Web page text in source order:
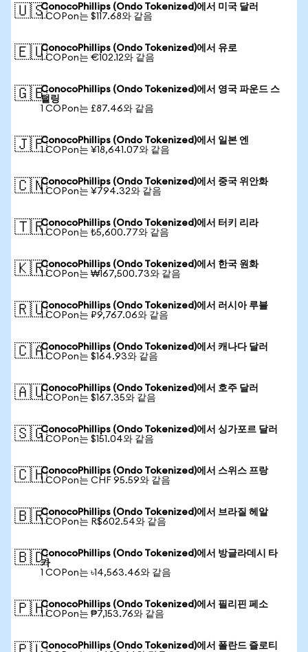
🇺🇸ConocoPhillips (Ondo Tokenized)에서 미국 달러
1 COPon는 $117.68와 같음
🇪🇺ConocoPhillips (Ondo Tokenized)에서 유로
1 COPon는 €102.12와 같음
🇬🇧ConocoPhillips (Ondo Tokenized)에서 영국 파운드 스
털링
1 COPon는 £87.46와 같음
🇯🇵ConocoPhillips (Ondo Tokenized)에서 일본 엔
1 COPon는 ¥18,641.07와 같음
🇨🇳ConocoPhillips (Ondo Tokenized)에서 중국 위안화
1 COPon는 ¥794.32와 같음
🇹🇷ConocoPhillips (Ondo Tokenized)에서 터키 리라
1 COPon는 ₺5,600.77와 같음
🇰🇷ConocoPhillips (Ondo Tokenized)에서 한국 원화
1 COPon는 ₩167,500.73와 같음
🇷🇺ConocoPhillips (Ondo Tokenized)에서 러시아 루블
1 COPon는 ₽9,767.06와 같음
🇨🇦ConocoPhillips (Ondo Tokenized)에서 캐나다 달러
1 COPon는 $164.93와 같음
🇦🇺ConocoPhillips (Ondo Tokenized)에서 호주 달러
1 COPon는 $167.35와 같음
🇸🇬ConocoPhillips (Ondo Tokenized)에서 싱가포르 달러
1 COPon는 $151.04와 같음
🇨🇭ConocoPhillips (Ondo Tokenized)에서 스위스 프랑
1 COPon는 CHF 95.59와 같음
🇧🇷ConocoPhillips (Ondo Tokenized)에서 브라질 헤알
1 COPon는 R$602.54와 같음
🇧🇩ConocoPhillips (Ondo Tokenized)에서 방글라데시 타
카
1 COPon는 ৳14,563.46와 같음
🇵🇭ConocoPhillips (Ondo Tokenized)에서 필리핀 페소
1 COPon는 ₱7,153.76와 같음
ConocoPhillips (Ondo Tokenized)에서 폴란드 즐로티